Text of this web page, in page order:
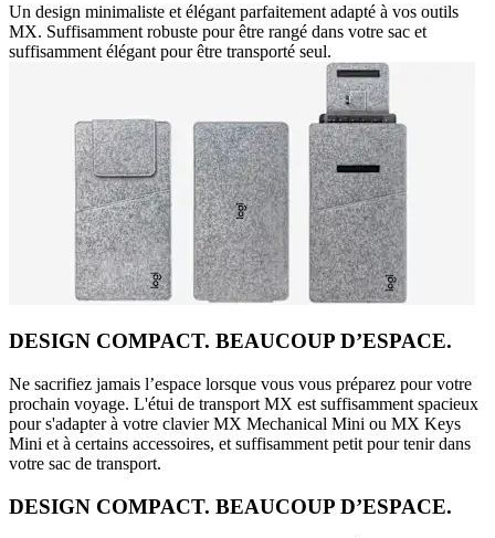
Un design minimaliste et élégant parfaitement adapté à vos outils
MX. Suffisamment robuste pour être rangé dans votre sac et
suffisamment élégant pour être transporté seul.
DESIGN COMPACT. BEAUCOUP D’ESPACE.
Ne sacrifiez jamais l’espace lorsque vous vous préparez pour votre
prochain voyage. L'étui de transport MX est suffisamment spacieux
pour s'adapter à votre clavier MX Mechanical Mini ou MX Keys
Mini et à certains accessoires, et suffisamment petit pour tenir dans
votre sac de transport.
DESIGN COMPACT. BEAUCOUP D’ESPACE.